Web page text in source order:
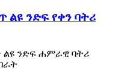
ልዩ ንድፍ የቀን ባትሪ